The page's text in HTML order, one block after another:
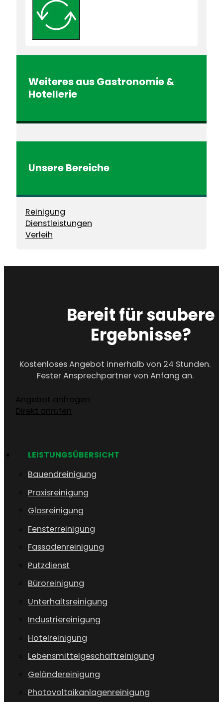
Weiteres ausGastronomie &
Hotellerie
Unsere Bereiche
Reinigung
Dienstleistungen
Verleih
Bereit für saubere
Ergebnisse?
Kostenloses Angebot innerhalb von 24 Stunden.
Fester Ansprechpartner von Anfang an.
Angebot anfragen
Direkt anrufen
LEISTUNGSÜBERSICHT
Bauendreinigung
Praxisreinigung
Glasreinigung
Fensterreinigung
Fassadenreinigung
Putzdienst
Büroreinigung
Unterhaltsreinigung
Industriereinigung
Hotelreinigung
Lebensmittelgeschäftreinigung
Geländereinigung
Photovoltaikanlagenreinigung